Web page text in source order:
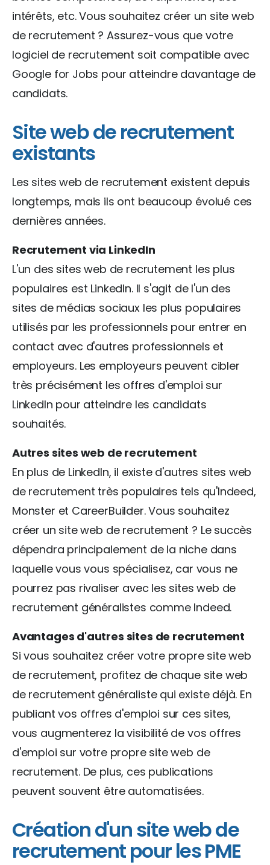
intérêts, etc. Vous souhaitez créer un site web
de recrutement ? Assurez-vous que votre
logiciel de recrutement soit compatible avec
Google for Jobs pour atteindre davantage de
candidats.
Site web de recrutement
existants
Les sites web de recrutement existent depuis
longtemps, mais ils ont beaucoup évolué ces
dernières années.
Recrutement via LinkedIn
L'un des sites web de recrutement les plus
populaires est LinkedIn. Il s'agit de l'un des
sites de médias sociaux les plus populaires
utilisés par les professionnels pour entrer en
contact avec d'autres professionnels et
employeurs. Les employeurs peuvent cibler
très précisément les offres d'emploi sur
LinkedIn pour atteindre les candidats
souhaités.
Autres sites web de recrutement
En plus de LinkedIn, il existe d'autres sites web
de recrutement très populaires tels qu'Indeed,
Monster et CareerBuilder. Vous souhaitez
créer un site web de recrutement ? Le succès
dépendra principalement de la niche dans
laquelle vous vous spécialisez, car vous ne
pourrez pas rivaliser avec les sites web de
recrutement généralistes comme Indeed.
Avantages d'autres sites de recrutement
Si vous souhaitez créer votre propre site web
de recrutement, profitez de chaque site web
de recrutement généraliste qui existe déjà. En
publiant vos offres d'emploi sur ces sites,
vous augmenterez la visibilité de vos offres
d'emploi sur votre propre site web de
recrutement. De plus, ces publications
peuvent souvent être automatisées.
Création d'un site web de
recrutement pour les PME